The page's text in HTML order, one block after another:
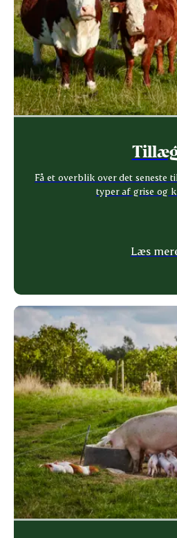
Få et overblik over det
typer af grise og
Læs